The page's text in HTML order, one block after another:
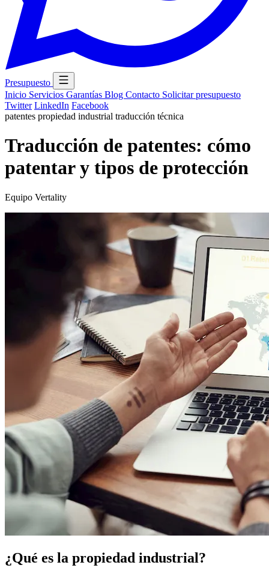
Presupuesto
Inicio Servicios Garantías Blog Contacto Solicitar presupuesto
Twitter LinkedIn Facebook
patentes propiedad industrial traducción técnica
Traducción de patentes: cómo
patentar y tipos de protección
Equipo Vertality
¿Qué es la propiedad industrial?